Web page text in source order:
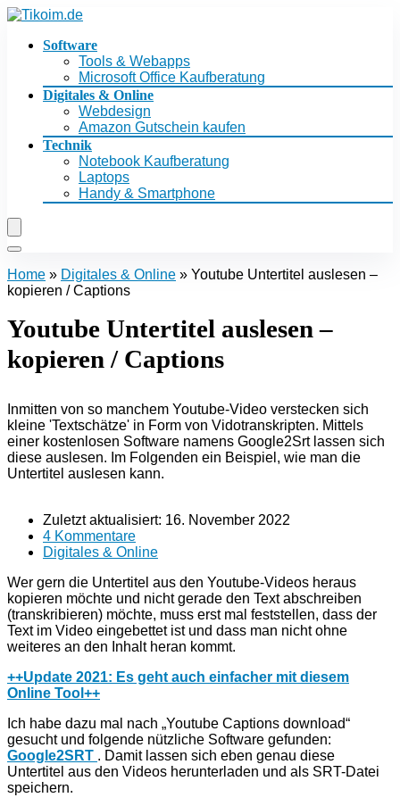
Software
Tools & Webapps
Microsoft Office Kaufberatung
Digitales & Online
Webdesign
Amazon Gutschein kaufen
Technik
Notebook Kaufberatung
Laptops
Handy & Smartphone
Home » Digitales & Online » Youtube Untertitel auslesen –
kopieren / Captions
Youtube Untertitel auslesen –
kopieren / Captions
Inmitten von so manchem Youtube-Video verstecken sich
kleine 'Textschätze' in Form von Vidotranskripten. Mittels
einer kostenlosen Software namens Google2Srt lassen sich
diese auslesen. Im Folgenden ein Beispiel, wie man die
Untertitel auslesen kann.
Zuletzt aktualisiert: 16. November 2022
4 Kommentare
Digitales & Online
Wer gern die Untertitel aus den Youtube-Videos heraus
kopieren möchte und nicht gerade den Text abschreiben
(transkribieren) möchte, muss erst mal feststellen, dass der
Text im Video eingebettet ist und dass man nicht ohne
weiteres an den Inhalt heran kommt.
++Update 2021: Es geht auch einfacher mit diesem
Online Tool++
Ich habe dazu mal nach „Youtube Captions download“
gesucht und folgende nützliche Software gefunden:
Google2SRT . Damit lassen sich eben genau diese
Untertitel aus den Videos herunterladen und als SRT-Datei
speichern.